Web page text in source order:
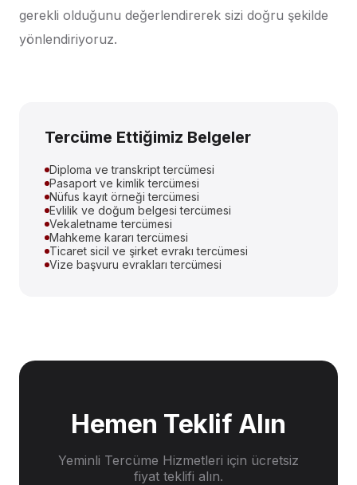
gerekli olduğunu değerlendirerek sizi doğru şekilde
yönlendiriyoruz.
Tercüme Ettiğimiz Belgeler
Diploma ve transkript tercümesi
Pasaport ve kimlik tercümesi
Nüfus kayıt örneği tercümesi
Evlilik ve doğum belgesi tercümesi
Vekaletname tercümesi
Mahkeme kararı tercümesi
Ticaret sicil ve şirket evrakı tercümesi
Vize başvuru evrakları tercümesi
Hemen Teklif Alın
Yeminli Tercüme Hizmetleri için ücretsiz
fiyat teklifi alın.